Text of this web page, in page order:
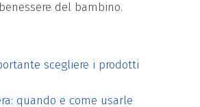
del bambino.
scegliere i prodotti
quando e come usarle